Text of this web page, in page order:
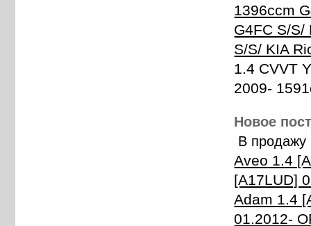
1396ccm
G4FC S/S/
S/S/ KIA
1.4 CVVT
2009-
Новое
В продажу
Aveo 1.4
[A17LUD]
Adam 1.4
01.2012-